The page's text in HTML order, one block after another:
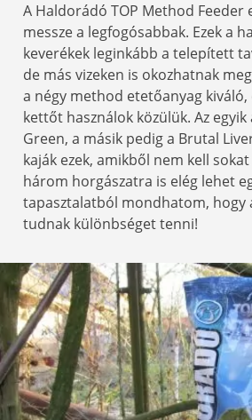
A Haldorádó TOP Method Feeder
messze a legfogósabbak. Ezek a
keverékek leginkább a telepített
de más vizeken is okozhatnak
a négy method etetőanyag
kettőt használok közülük. Az
Green, a másik pedig a Brutal
kaják ezek, amikből nem kell
három horgászatra is elég lehet
tapasztalatból mondhatom, hogy
tudnak különbséget tenni!